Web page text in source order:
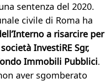
sentenza del 2020.
civile di Roma ha
a risarcire per
InvestiRE Sgr,
Immobili Pubblici.
aver sgomberato